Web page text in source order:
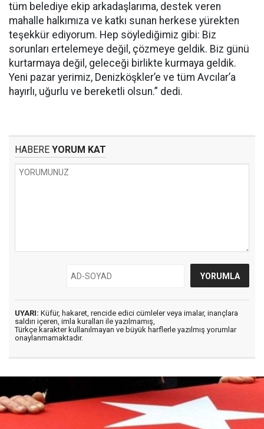
tüm belediye ekip arkadaşlarıma, destek veren
mahalle halkımıza ve katkı sunan herkese yürekten
teşekkür ediyorum. Hep söylediğimiz gibi: Biz
sorunları ertelemeye değil, çözmeye geldik. Biz günü
kurtarmaya değil, geleceği birlikte kurmaya geldik.
Yeni pazar yerimiz, Denizköşkler’e ve tüm Avcılar’a
hayırlı, uğurlu ve bereketli olsun.” dedi.
HABERE YORUM KAT
UYARI: Küfür, hakaret, rencide edici cümleler veya imalar, inançlara
saldırı içeren, imla kuralları ile yazılmamış,
Türkçe karakter kullanılmayan ve büyük harflerle yazılmış yorumlar
onaylanmamaktadır.